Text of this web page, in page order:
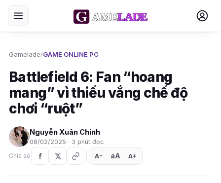
Gamelade/GAME ONLINE PC
Battlefield 6: Fan “hoang
mang” vì thiếu vắng chế độ
chơi “ruột”
Nguyễn Xuân Chính
06/02/2025 · 3 phút đọc
Chia sẻ
A− aA A+